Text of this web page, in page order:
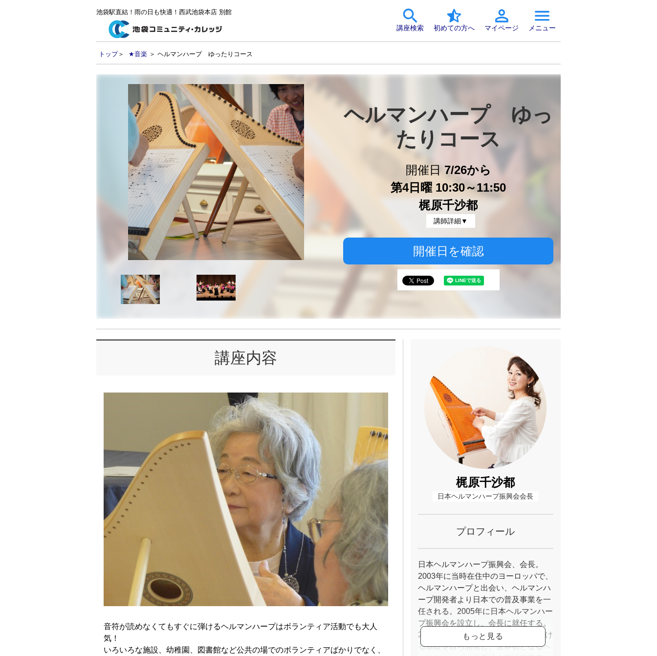
池袋駅直結！雨の日も快適！西武池袋本店 別館
講座検索 初めての方へ マイページ メニュー
トップ＞ ★音楽 ＞ ヘルマンハープ ゆったりコース
ヘルマンハープ　ゆっ
たりコース
開催日 7/26から
第4日曜 10:30～11:50
梶原千沙都
講師詳細▼
開催日を確認
講座内容
音符が読めなくてもすぐに弾けるヘルマンハープはボランティア活動でも大人
気！
いろいろな施設、幼稚園、図書館など公共の場でのボランティアばかりでなく、
梶原千沙都
日本ヘルマンハープ振興会会長
プロフィール
日本ヘルマンハープ振興会、会長。
2003年に当時在住中のヨーロッパで、
ヘルマンハープと出会い、ヘルマンハ
ープ開発者より日本での普及事業を一
任される。2005年に日本ヘルマンハー
プ振興会を設立し、会長に就任する。
2012年に、ヘルマンハープ演奏におけ
る基礎を自ら開発し、世界初となるヘ